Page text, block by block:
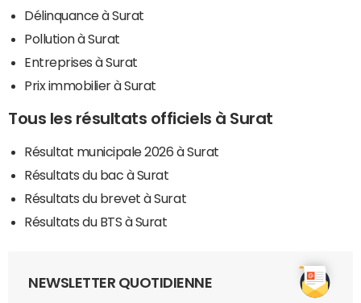
Délinquance à Surat
Pollution à Surat
Entreprises à Surat
Prix immobilier à Surat
Tous les résultats officiels à Surat
Résultat municipale 2026 à Surat
Résultats du bac à Surat
Résultats du brevet à Surat
Résultats du BTS à Surat
NEWSLETTER QUOTIDIENNE